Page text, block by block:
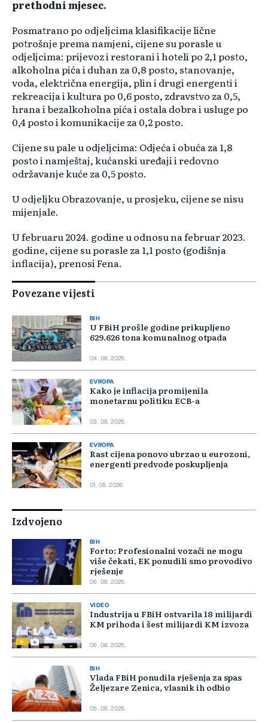
prethodni mjesec.
Posmatrano po odjeljcima klasifikacije lične
potrošnje prema namjeni, cijene su porasle u
odjeljcima: prijevoz i restorani i hoteli po 2,1 posto,
alkoholna pića i duhan za 0,8 posto, stanovanje,
voda, električna energija, plin i drugi energenti i
rekreacija i kultura po 0,6 posto, zdravstvo za 0,5,
hrana i bezalkoholna pića i ostala dobra i usluge po
0,4 posto i komunikacije za 0,2 posto.
Cijene su pale u odjeljcima: Odjeća i obuća za 1,8
posto i namještaj, kućanski uređaji i redovno
održavanje kuće za 0,5 posto.
U odjeljku Obrazovanje, u prosjeku, cijene se nisu
mijenjale.
U februaru 2024. godine u odnosu na februar 2023.
godine, cijene su porasle za 1,1 posto (godišnja
inflacija), prenosi Fena.
Povezane vijesti
BIH
U FBiH prošle godine prikupljeno
629.626 tona komunalnog otpada
04. 08. 2026.
EVROPA
Kako je inflacija promijenila
monetarnu politiku ECB-a
03. 08. 2026.
EVROPA
Rast cijena ponovo ubrzao u eurozoni,
energenti predvode poskupljenja
01. 08. 2026.
Izdvojeno
BIH
Forto: Profesionalni vozači ne mogu
više čekati, EK ponudili smo provodivo
rješenje
06. 08. 2026.
VIDEO
Industrija u FBiH ostvarila 18 milijardi
KM prihoda i šest milijardi KM izvoza
06. 08. 2026.
BIH
Vlada FBiH ponudila rješenja za spas
Željezare Zenica, vlasnik ih odbio
05. 08. 2026.